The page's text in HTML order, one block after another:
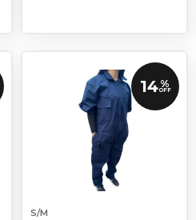
14 %
OFF
S/M